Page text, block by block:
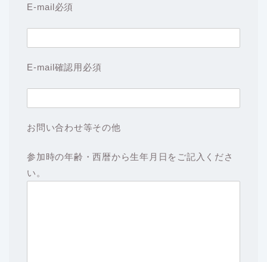
E-mail必須
E-mail確認用 必須
お問い合わせ等その他
参加時の年齢・西暦から生年月日をご記入くださ
い。